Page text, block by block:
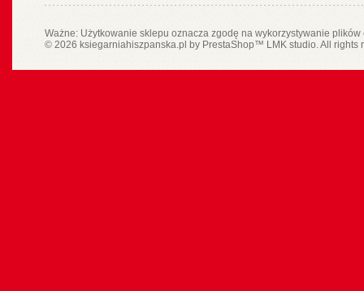
Ważne: Użytkowanie sklepu oznacza zgodę na wykorzystywanie
© 2026 ksiegarniahiszpanska.pl by PrestaShop™ LMK studio. All rights